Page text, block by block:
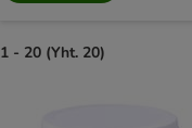
1 - 20 (Yht. 20)